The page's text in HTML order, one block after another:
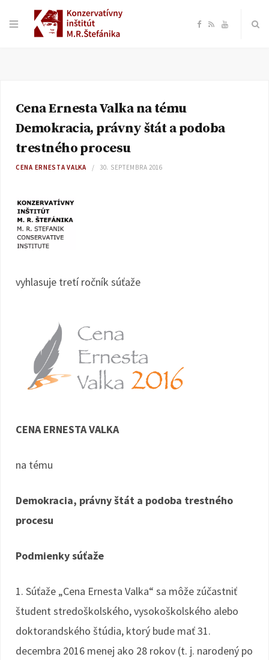
F R Y
Cena Ernesta Valka na tému
Demokracia, právny štát a podoba
trestného procesu
CENA ERNESTA VALKA 30. SEPTEMBRA 2016
vyhlasuje tretí ročník súťaže
CENA ERNESTA VALKA
na tému
Demokracia, právny štát a podoba trestného
procesu
Podmienky súťaže
1. Súťaže „Cena Ernesta Valka“ sa môže zúčastniť
študent stredoškolského, vysokoškolského alebo
doktorandského štúdia, ktorý bude mať 31.
decembra 2016 menej ako 28 rokov (t. j. narodený po